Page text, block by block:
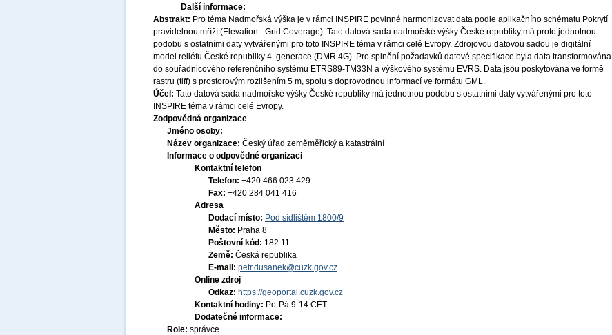
Další informace:
Abstrakt: Pro téma Nadmořská výška je v rámci INSPIRE povinné harmonizovat data podle aplikačního schématu Pokrytí
pravidelnou mříží (Elevation - Grid Coverage). Tato datová sada nadmořské výšky České republiky má proto jednotnou
podobu s ostatními daty vytvářenými pro toto INSPIRE téma v rámci celé Evropy. Zdrojovou datovou sadou je digitální
model reliéfu České republiky 4. generace (DMR 4G). Pro splnění požadavků datové specifikace byla data transformována
do souřadnicového referenčního systému ETRS89-TM33N a výškového systému EVRS. Data jsou poskytována ve formě
rastru (tiff) s prostorovým rozlišením 5 m, spolu s doprovodnou informací ve formátu GML.
Účel: Tato datová sada nadmořské výšky České republiky má jednotnou podobu s ostatními daty vytvářenými pro toto
INSPIRE téma v rámci celé Evropy.
Zodpovědná organizace
Jméno osoby:
Název organizace: Český úřad zeměměřický a katastrální
Informace o odpovědné organizaci
Kontaktní telefon
Telefon: +420 466 023 429
Fax: +420 284 041 416
Adresa
Dodací místo: Pod sídlištěm 1800/9
Město: Praha 8
Poštovní kód: 182 11
Země: Česká republika
E-mail: petr.dusanek@cuzk.gov.cz
Online zdroj
Odkaz: https://geoportal.cuzk.gov.cz
Kontaktní hodiny: Po-Pá 9-14 CET
Dodatečné informace:
Role: správce